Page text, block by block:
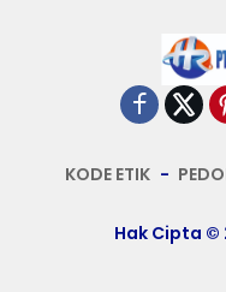
KODE ETIK
Hak Cipta